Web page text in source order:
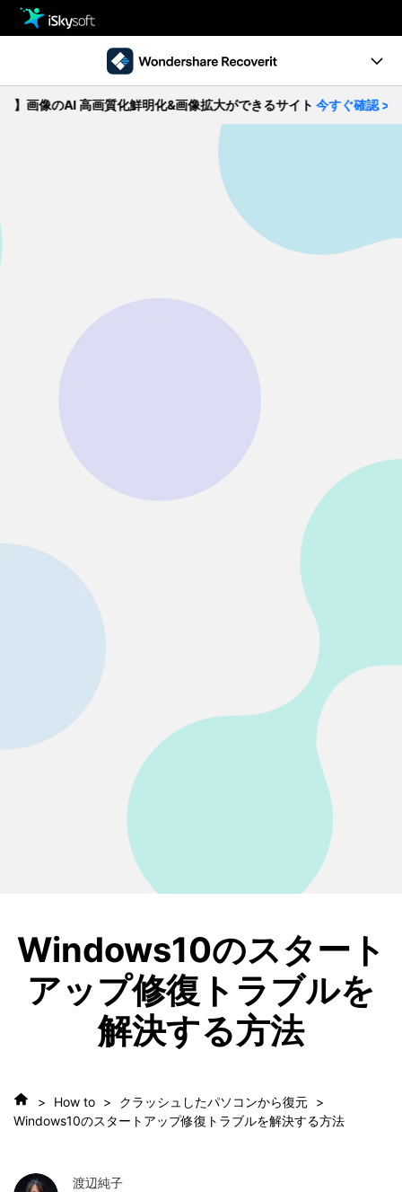
クリエイティビティ
製品活用事例
Ver10.0新機能
• Macデータ復元
• クラッシュしたパソコンから復元
• USB復元
• HDD復元
• ビデオ修復・復元
• データ復元ソフトレビュー
詳しくは >
無料ダウンロード
のAI 高画質化鮮明化&画像拡大ができるサイト今すぐ確認 >>
Windows10のスタート
アップ修復トラブルを
解決する方法
> How to > クラッシュしたパソコンから復元 >
Windows10のスタートアップ修復トラブルを解決する方法
渡辺純子